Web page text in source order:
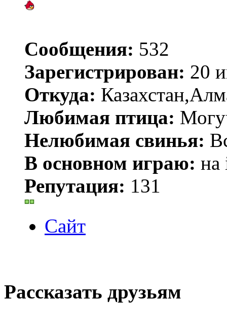
Сообщения: 532
Зарегистрирован: 20
Откуда:
Любимая птица:
Нелюбимая свинья:
В основном играю: на
Репутация: 131
Сайт
Рассказать друзьям